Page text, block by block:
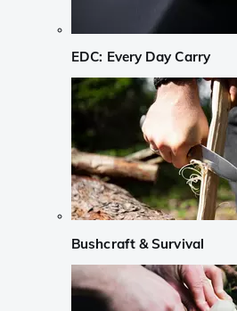
EDC: Every Day Carry
Bushcraft & Survival